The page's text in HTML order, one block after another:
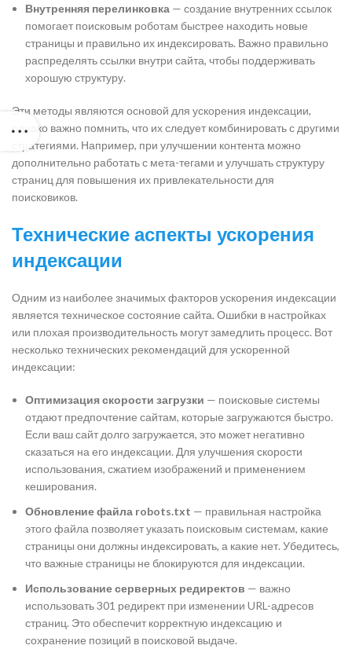
Внутренняя перелинковка — создание внутренних ссылок
помогает поисковым роботам быстрее находить новые
страницы и правильно их индексировать. Важно правильно
распределять ссылки внутри сайта, чтобы поддерживать
хорошую структуру.
Эти методы являются основой для ускорения индексации,
однако важно помнить, что их следует комбинировать с другими
стратегиями. Например, при улучшении контента можно
дополнительно работать с мета-тегами и улучшать структуру
страниц для повышения их привлекательности для
поисковиков.
Технические аспекты ускорения
индексации
Одним из наиболее значимых факторов ускорения индексации
является техническое состояние сайта. Ошибки в настройках
или плохая производительность могут замедлить процесс. Вот
несколько технических рекомендаций для ускоренной
индексации:
Оптимизация скорости загрузки — поисковые системы
отдают предпочтение сайтам, которые загружаются быстро.
Если ваш сайт долго загружается, это может негативно
сказаться на его индексации. Для улучшения скорости
использования, сжатием изображений и применением
кеширования.
Обновление файла robots.txt — правильная настройка
этого файла позволяет указать поисковым системам, какие
страницы они должны индексировать, а какие нет. Убедитесь,
что важные страницы не блокируются для индексации.
Использование серверных редиректов — важно
использовать 301 редирект при изменении URL-адресов
страниц. Это обеспечит корректную индексацию и
сохранение позиций в поисковой выдаче.